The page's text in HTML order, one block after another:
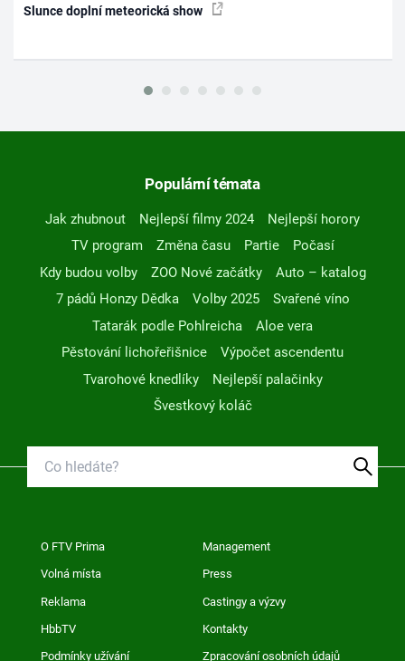
Slunce doplní meteorická show
Populární témata
Jak zhubnout Nejlepší filmy 2024
Nejlepší horory
TV program
Změna času Partie
Počasí
Kdy budou volby
ZOO Nové začátky
Auto – katalog
7 pádů Honzy Dědka
Volby 2025
Svařené víno
Tatarák podle Pohlreicha
Aloe vera
Pěstování lichořeřišnice
Výpočet ascendentu
Tvarohové knedlíky
Nejlepší palačinky
Švestkový koláč
O FTV Prima Management
Volná místa Press
Reklama Castingy a výzvy
HbbTV Kontakty
Podmínky užívání Zpracování osobních údajů